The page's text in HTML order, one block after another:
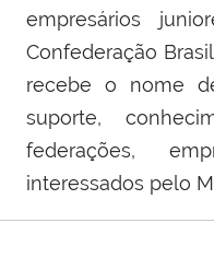
empresários
Confederação
recebe o nome
suporte,
federações,
interessados pelo